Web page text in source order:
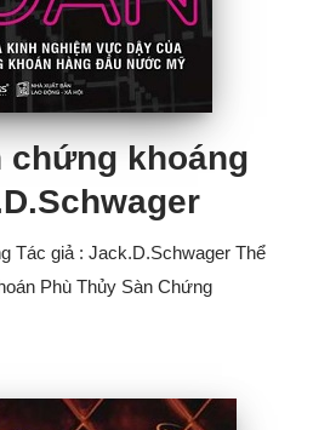
chứng khoáng
Tác giả : Jack.D.Schwager Thể
Phù Thủy Sàn Chứng